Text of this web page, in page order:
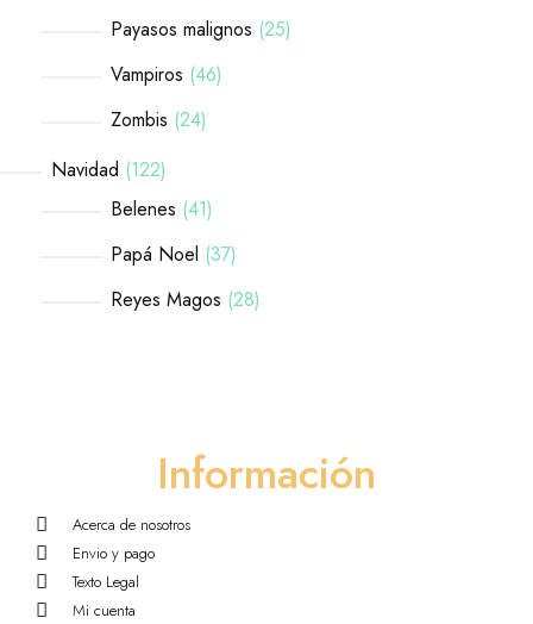
Payasos malignos 25
Vampiros 46
Zombis 24
Navidad 122
Belenes 41
Papá Noel 37
Reyes Magos 28
Información
Acerca de nosotros
Envio y pago
Texto Legal
Mi cuenta